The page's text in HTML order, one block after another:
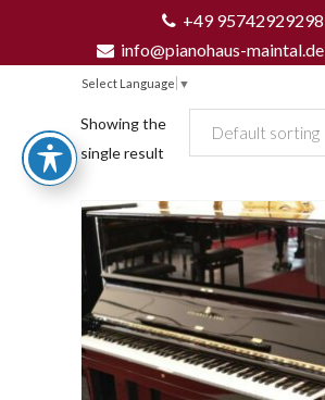
+49 95742929298
info@pianohaus-maintal.de
Select Language ▼
Showing the
single result
Default sorting